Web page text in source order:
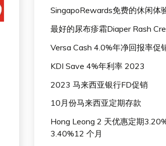
SingapoRewards免费的休闲体
最好的尿布疹霜Diaper Rash
Versa Cash 4.0%年净回报率促
KDI Save 4%年利率 2023
2023 马来西亚银行FD促销
10月份马来西亚定期存款
Hong Leong 2 天优惠定期
3.40%12 个月